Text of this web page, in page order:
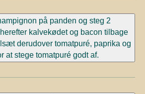
på panden og steg 2
kalvekødet og bacon tilbage
derudover tomatpuré, paprika og
at stege tomatpuré godt af.